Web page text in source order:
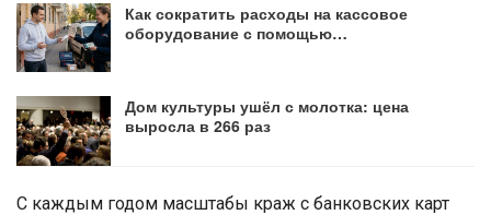
Как сократить расходы на кассовое
оборудование с помощью…
Дом культуры ушёл с молотка: цена
выросла в 266 раз
С каждым годом масштабы краж с банковских карт